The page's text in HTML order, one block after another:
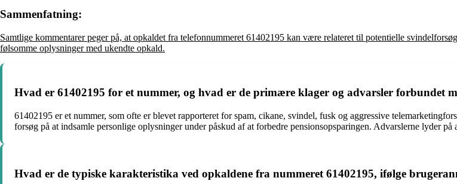
Sammenfatning:
Samtlige kommentarer peger på, at opkaldet fra telefonnummeret 61402195 kan være relateret til potentielle
følsomme oplysninger med ukendte opkald.
Hvad er 61402195 for et nummer, og hvad er de primære klager og advarsler forbundet
61402195 er et nummer, som ofte er blevet rapporteret for spam, cikane, svindel, fusk og aggressive
forsøg på at indsamle personlige oplysninger under påskud af at forbedre pensionsopsparingen. Advarslerne lyder
Hvad er de typiske karakteristika ved opkaldene fra nummeret 61402195, ifølge